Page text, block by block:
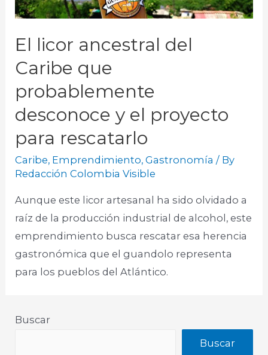
El licor ancestral del
Caribe que
probablemente
desconoce y el proyecto
para rescatarlo
Caribe, Emprendimiento,Gastronomía / By
Redacción Colombia Visible
Aunque este licor artesanal ha sido olvidado a
raíz de la producción industrial de alcohol, este
emprendimiento busca rescatar esa herencia
gastronómica que el guandolo representa
para los pueblos del Atlántico.
Buscar
Buscar